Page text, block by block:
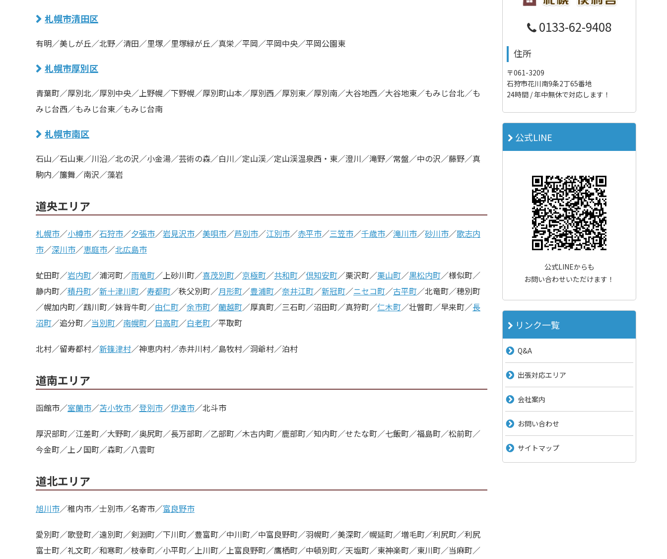
札幌市清田区
有明／美しが丘／北野／清田／里塚／里塚緑が丘／真栄／平岡／平岡中央／平岡公園東
札幌市厚別区
青葉町／厚別北／厚別中央／上野幌／下野幌／厚別町山本／厚別西／厚別東／厚別南／大谷地西／大谷地東／もみじ台北／も
みじ台西／もみじ台東／もみじ台南
札幌市南区
石山／石山東／川沿／北の沢／小金湯／芸術の森／白川／定山渓／定山渓温泉西・東／澄川／滝野／常盤／中の沢／藤野／真
駒内／簾舞／南沢／藻岩
道央エリア
札幌市／小樽市／石狩市／夕張市／岩見沢市／美唄市／芦別市／江別市／赤平市／三笠市／千歳市／滝川市／砂川市／歌志内
市／深川市／恵庭市／北広島市
虻田町／岩内町／浦河町／雨竜町／上砂川町／喜茂別町／京極町／共和町／倶知安町／栗沢町／栗山町／黒松内町／様似町／
静内町／積丹町／新十津川町／寿都町／秩父別町／月形町／豊浦町／奈井江町／新冠町／ニセコ町／古平町／北竜町／穂別町
／幌加内町／鵡川町／妹背牛町／由仁町／余市町／蘭越町／厚真町／三石町／沼田町／真狩町／仁木町／壮瞥町／早来町／長
沼町／追分町／当別町／南幌町／日高町／白老町／平取町
北村／留寿都村／新篠津村／神恵内村／赤井川村／島牧村／洞爺村／泊村
道南エリア
函館市／室蘭市／苫小牧市／登別市／伊達市／北斗市
厚沢部町／江差町／大野町／奥尻町／長万部町／乙部町／木古内町／鹿部町／知内町／せたな町／七飯町／福島町／松前町／
今金町／上ノ国町／森町／八雲町
道北エリア
旭川市／稚内市／士別市／名寄市／富良野市
愛別町／歌登町／遠別町／剣淵町／下川町／豊富町／中川町／中富良野町／羽幌町／美深町／幌延町／増毛町／利尻町／利尻
富士町／礼文町／和寒町／枝幸町／小平町／上川町／上富良野町／鷹栖町／中頓別町／天塩町／東神楽町／東川町／当麻町／
0133-62-9408
住所
〒061-3209
石狩市花川南9条2丁65番地
24時間 / 年中無休で対応します！
公式LINE
公式LINEからも
お問い合わせいただけます！
リンク一覧
Q&A
出張対応エリア
会社案内
お問い合わせ
サイトマップ